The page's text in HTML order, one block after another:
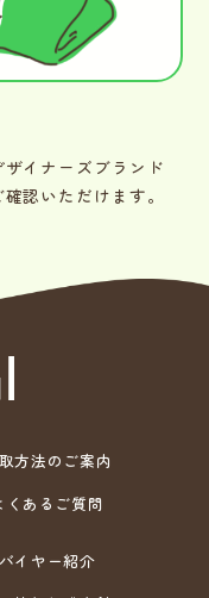
イナーズブランド
認いただけます。
方法のご案内
くあるご質問
バイヤー紹介